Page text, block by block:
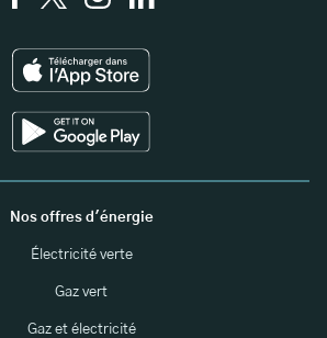
Nos offres d'énergie
Électricité verte
Gaz vert
Gaz et électricité